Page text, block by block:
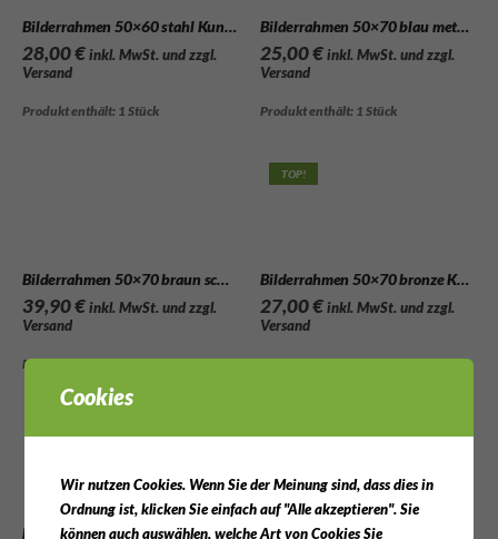
Bilderrahmen 50×60 stahl Kunststoff Puzzlerahmen
28,00€inkl. MwSt. und zzgl.
Versand
Produkt enthält: 1 Stück
Bilderrahmen 50×70 blau metallic Kunststoff Puzzlerahmen
25,00€inkl. MwSt. und zzgl.
Versand
Produkt enthält: 1 Stück
Bilderrahmen 50×70 braun schoko Holz
39,90€inkl. MwSt. und zzgl.
Versand
Produkt enthält: 1Stück
TOP!
Bilderrahmen 50×70 bronze Kunststoff
27,00€inkl. MwSt. und zzgl.
Versand
Produkt enthält: 1Stück
Bilderrahmen 50×70 gold glänzend Alu
Cookies
Wir nutzen Cookies. Wenn Sie der Meinung sind, dass dies in
Ordnung ist, klicken Sie einfach auf "Alle akzeptieren". Sie
können auch auswählen, welche Art von Cookies Sie